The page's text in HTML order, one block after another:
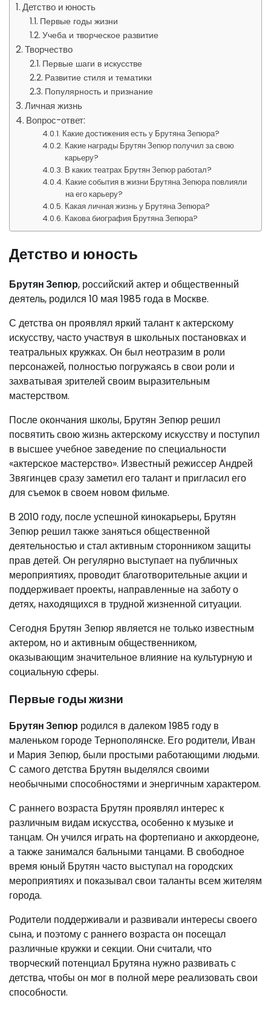
Детство и юность
Первые годы жизни
Учеба и творческое развитие
Творчество
Первые шаги в искусстве
Развитие стиля и тематики
Популярность и признание
Личная жизнь
Вопрос-ответ:
Какие достижения есть у Брутяна Зепюра?
Какие награды Брутян Зепюр получил за свою
карьеру?
В каких театрах Брутян Зепюр работал?
Какие события в жизни Брутяна Зепюра повлияли
на его карьеру?
Какая личная жизнь у Брутяна Зепюра?
Какова биография Брутяна Зепюра?
Детство и юность
Брутян Зепюр, российский актер и общественный
деятель, родился 10 мая 1985 года в Москве.
С детства он проявлял яркий талант к актерскому
искусству, часто участвуя в школьных постановках и
театральных кружках. Он был неотразим в роли
персонажей, полностью погружаясь в свои роли и
захватывая зрителей своим выразительным
мастерством.
После окончания школы, Брутян Зепюр решил
посвятить свою жизнь актерскому искусству и поступил
в высшее учебное заведение по специальности
«актерское мастерство». Известный режиссер Андрей
Звягинцев сразу заметил его талант и пригласил его
для съемок в своем новом фильме.
В 2010 году, после успешной кинокарьеры, Брутян
Зепюр решил также заняться общественной
деятельностью и стал активным сторонником защиты
прав детей. Он регулярно выступает на публичных
мероприятиях, проводит благотворительные акции и
поддерживает проекты, направленные на заботу о
детях, находящихся в трудной жизненной ситуации.
Сегодня Брутян Зепюр является не только известным
актером, но и активным общественником,
оказывающим значительное влияние на культурную и
социальную сферы.
Первые годы жизни
Брутян Зепюр родился в далеком 1985 году в
маленьком городе Тернополянске. Его родители, Иван
и Мария Зепюр, были простыми работающими людьми.
С самого детства Брутян выделялся своими
необычными способностями и энергичным характером.
С раннего возраста Брутян проявлял интерес к
различным видам искусства, особенно к музыке и
танцам. Он учился играть на фортепиано и аккордеоне,
а также занимался бальными танцами. В свободное
время юный Брутян часто выступал на городских
мероприятиях и показывал свои таланты всем жителям
города.
Родители поддерживали и развивали интересы своего
сына, и поэтому с раннего возраста он посещал
различные кружки и секции. Они считали, что
творческий потенциал Брутяна нужно развивать с
детства, чтобы он мог в полной мере реализовать свои
способности.